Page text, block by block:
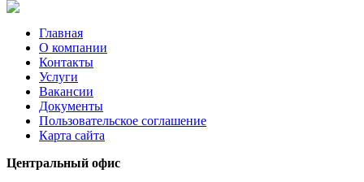
Главная
О компании
Контакты
Услуги
Вакансии
Документы
Пользовательское соглашение
Карта сайта
Центральный офис